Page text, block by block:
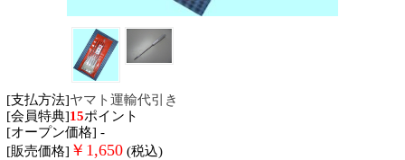
[支払方法]ヤマト運輸代引き
[会員特典]15ポイント
[オープン価格] -
[販売価格] ￥ 1,650 (税込)